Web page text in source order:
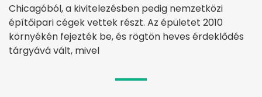
Chicagóból, a kivitelezésben pedig nemzetközi
építőipari cégek vettek részt. Az épületet 2010
környékén fejezték be, és rögtön heves érdeklődés
tárgyává vált, mivel